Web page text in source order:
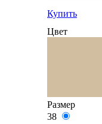
Купить
Цвет
Размер
38